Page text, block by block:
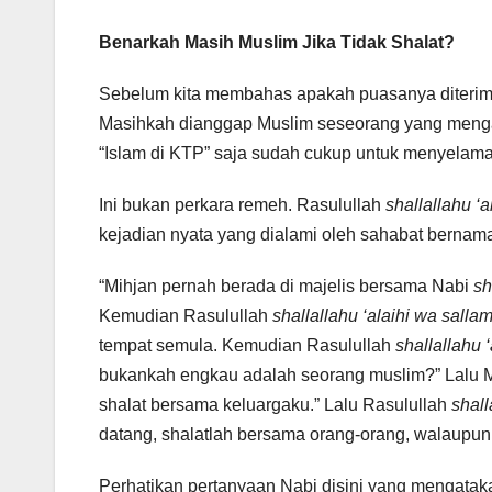
Benarkah Masih Muslim Jika Tidak Shalat?
Sebelum kita membahas apakah puasanya
Masihkah dianggap Muslim seseorang yang
“Islam di KTP” saja sudah cukup untuk
Ini bukan perkara remeh. Rasulullah shallallahu
kejadian nyata yang dialami oleh sahabat
“Mihjan pernah berada di majelis bersama Nabi
Kemudian Rasulullah shallallahu ‘alaihi wa sallam
tempat semula. Kemudian Rasulullah shallallahu
bukankah engkau adalah seorang muslim?” Lalu
shalat bersama keluargaku.” Lalu Rasulullah
datang, shalatlah bersama orang-orang,
Perhatikan pertanyaan Nabi disini yang